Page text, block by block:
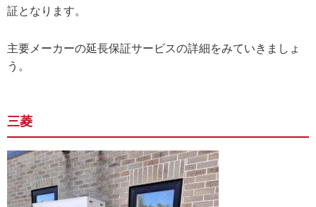
証となります。
主要メーカーの延長保証サービスの詳細をみていきましょ
う。
三菱